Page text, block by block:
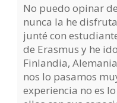
No puedo opinar
nunca la he
junté con
de Erasmus y he
Finlandia,
nos lo pasamos
experiencia no es